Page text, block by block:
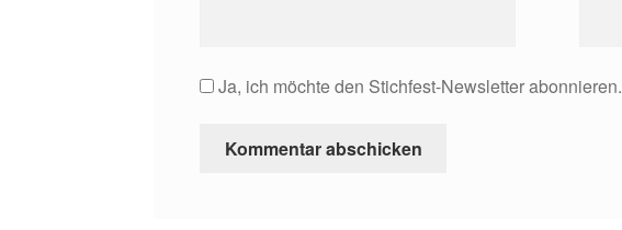
Ja, ich möchte den Stichfest-Newsletter abonnieren.